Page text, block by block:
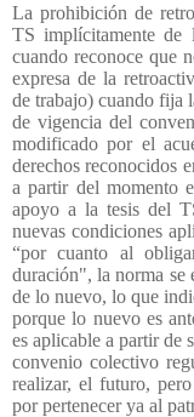
La prohibición de
TS implícitamente
cuando reconoce que
expresa de la
de trabajo) cuando fija
de vigencia del
modificado por el
derechos reconocidos
a partir del momento
apoyo a la tesis del
nuevas condiciones
“por cuanto al
duración", la norma se
de lo nuevo, lo que
porque lo nuevo es
es aplicable a partir de
convenio colectivo
realizar, el futuro,
por pertenecer ya al